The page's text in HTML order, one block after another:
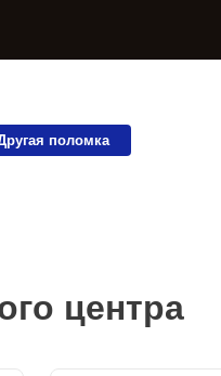
поломка
центра